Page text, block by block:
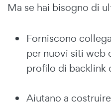
Ma se hai bisogno di
Forniscono
per nuovi siti web
profilo di backlink
Aiutano a